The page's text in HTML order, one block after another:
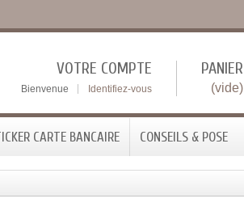
PANIER
(vide)
VOTRE COMPTE
Bienvenue Identifiez-vous
CARTE BANCAIRE CONSEILS & POSE